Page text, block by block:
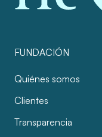
FUNDACIÓN
Quiénes somos
Clientes
Transparencia